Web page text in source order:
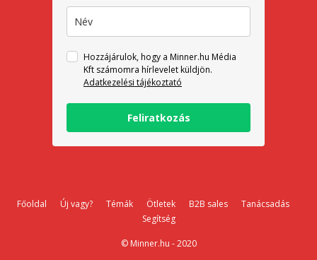
Hozzájárulok, hogy a Minner.hu Média
Kft számomra hírlevelet küldjön.
Adatkezelési tájékoztató
Feliratkozás
Főoldal Új vagy? Témák Ötletek B2B sales
Tanácsadás
Segítség
© Minner.hu - 2020